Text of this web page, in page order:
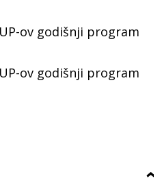
ov godišnji program
ov godišnji program
›